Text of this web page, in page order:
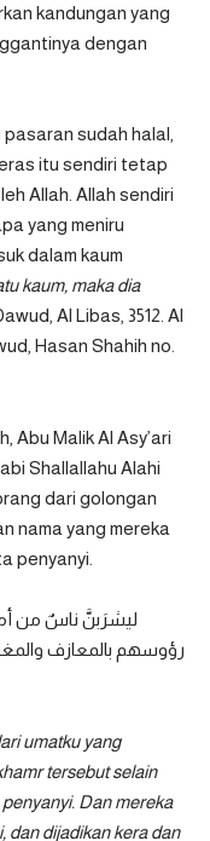
kandungan yang
dengan
sudah halal,
itu sendiri tetap
Allah. Allah sendiri
yang meniru
dalam kaum
kaum, maka dia
Al Libas, 3512. Al
Hasan Shahih no.
Abu Malik Al Asy’ari
Shallallahu Alahi
dari golongan
nama yang mereka
penyanyi.
ليشرَبنَّ ناسٌ من
رؤوسهم بالمعازف
umatku yang
tersebut selain
Dan mereka
dan dijadikan kera dan